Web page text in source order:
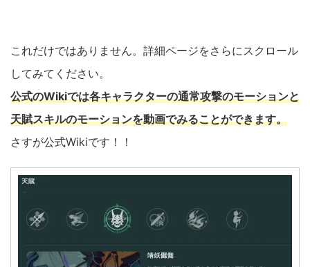
これだけではありません。詳細ページをさらにスクロール
してみてください。
公式のWikiでは各キャラクターの通常攻撃のモーションと
天賦スキルのモーションを動画でみることができます。
さすが公式Wikiです！！